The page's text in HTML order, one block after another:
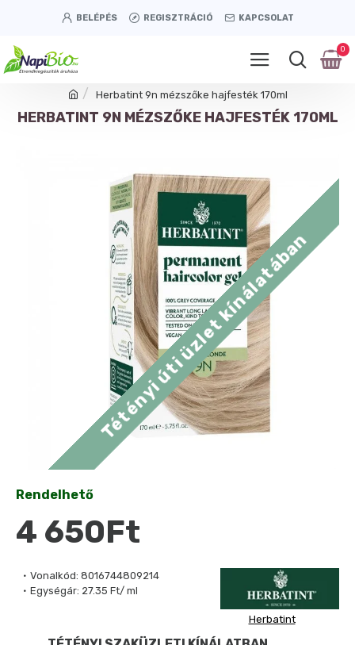
BELÉPÉS REGISZTRÁCIÓ KAPCSOLAT
0
Herbatint 9n mézszőke hajfesték 170ml
HERBATINT 9N MÉZSZŐKE HAJFESTÉK 170ML
Tétényi úti üzlet kínálatában
Vonalkód: 8016744809214
Egységár: 27.35 Ft/ ml
Herbatint
Rendelhető
4 650Ft